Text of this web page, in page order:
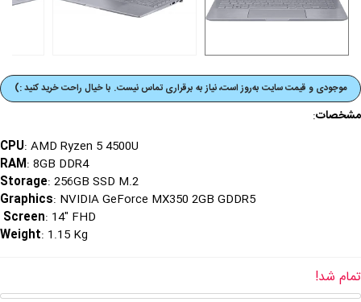
موجودی و قیمت‌ سایت به‌روز است، نیاز به برقراری تماس نیست. با خیال راحت خرید کنید :)
مشخصات:
CPU: AMD Ryzen 5 4500U
RAM: 8GB DDR4
Storage: 256GB SSD M.2
Graphics: NVIDIA GeForce MX350 2GB GDDR5
Screen: 14" FHD
Weight: 1.15 Kg
تمام شد!